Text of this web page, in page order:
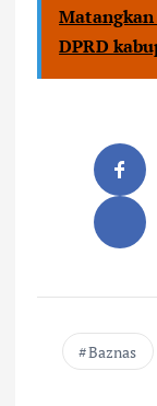
DPRD
Baznas